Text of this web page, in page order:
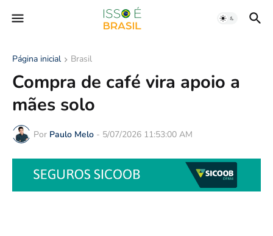
Página inicial Brasil
Compra de café vira apoio a
mães solo
Por Paulo Melo - 5/07/2026 11:53:00 AM